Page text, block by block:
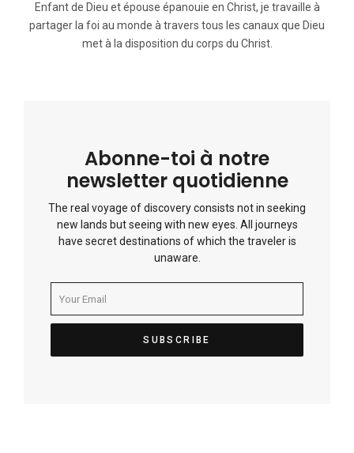
Enfant de Dieu et épouse épanouie en Christ, je travaille à
partager la foi au monde à travers tous les canaux que Dieu
met à la disposition du corps du Christ.
Abonne-toi à notre
newsletter quotidienne
The real voyage of discovery consists not in seeking
new lands but seeing with new eyes. All journeys
have secret destinations of which the traveler is
unaware.